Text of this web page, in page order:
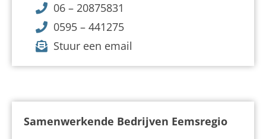
06 – 20875831
0595 – 441275
Stuur een email
Samenwerkende Bedrijven Eemsregio